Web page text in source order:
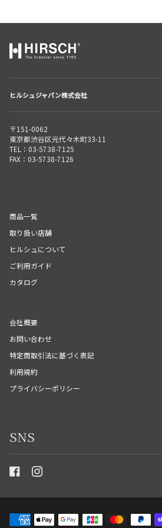
ヒルシュジャパン株式会社
〒151-0062
東京都渋谷区元代々木町33-11
TEL：03-5738-7125
FAX：03-5738-7126
商品一覧
取り扱い店舗
ヒルシュについて
ご利用ガイド
カタログ
会社概要
お問い合わせ
特定商取引法に基づく表記
利用規約
プライバシーポリシー
SNS